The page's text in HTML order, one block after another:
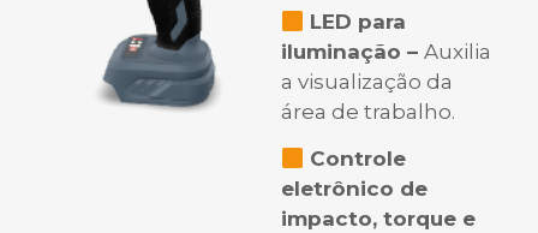
LED para
iluminação – Auxilia
a visualização da
área de trabalho.
Controle
eletrônico de
impacto, torque e